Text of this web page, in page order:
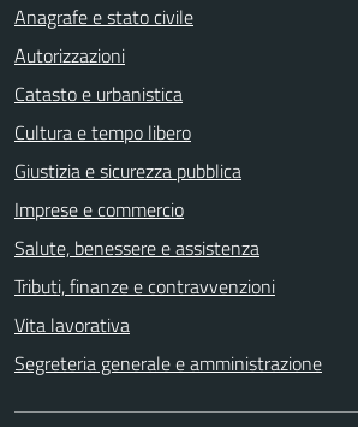
Anagrafe e stato civile
Autorizzazioni
Catasto e urbanistica
Cultura e tempo libero
Giustizia e sicurezza pubblica
Imprese e commercio
Salute, benessere e assistenza
Tributi, finanze e contravvenzioni
Vita lavorativa
Segreteria generale e amministrazione